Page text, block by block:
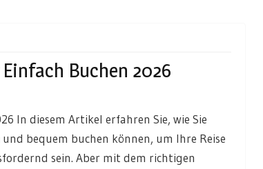
Buchen 2026
In diesem Artikel erfahren Sie, wie Sie
bequem buchen können, um Ihre Reise
sein. Aber mit dem richtigen